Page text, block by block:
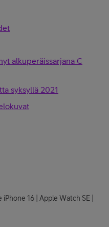
alkuperäissarjana C
syksyllä 2021
16 | Apple Watch SE |